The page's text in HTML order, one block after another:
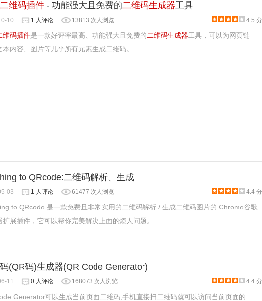
的插件栏中。
击插件图标，等待片刻，就会生成一个二维码，使用移动端扫描即可快速
二维码插件 - 功能强大且免费的二维码生成器工具
10 1 人评论 13813 次人浏览 4.5 分
维码插件是一款好评率最高、功能强大且免费的二维码生成器工具，可以为网页链
本内容、图片等几乎所有元素生成二维码。
to QRcode:二维码解析、生成
03 1 人评论 61477 次人浏览 4.4 分
to QRcode 是一款免费且非常实用的二维码解析 / 生成二维码图片的 Chrome谷歌
扩展插件，它可以帮你完美解决上面的烦人问题。
(QR码)生成器(QR Code Generator)
11 0 人评论 168073 次人浏览 4.4 分
Generator可以生成当前页面二维码,手机直接扫二维码就可以访问当前页面的